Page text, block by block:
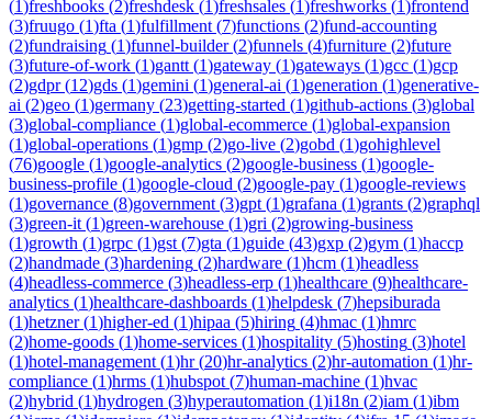
(1)freshbooks (2)freshdesk (1)freshsales (1)freshworks (1)frontend
(3)fruugo (1)fta (1)fulfillment (7)functions (2)fund-accounting
(2)fundraising (1)funnel-builder(2)funnels (4)furniture (2)future
(3)future-of-work (1)gantt (1)gateway (1)gateways (1)gcc (1)gcp
(2)gdpr(12)gds (1)gemini (1)general-ai (1)generation (1)generative-
ai (2)geo (1)germany (23)getting-started (1)github-actions (3)global
(3)global-compliance (1)global-ecommerce (1)global-expansion
(1)global-operations (1)gmp (2)go-live (2)gobd (1)gohighlevel
(76)google (1)google-analytics (2)google-business (1)google-
business-profile (1)google-cloud (2)google-pay (1)google-reviews
(1)governance (8)government (3)gpt (1)grafana (1)grants (2)graphql
(3)green-it (1)green-warehouse (1)gri (2)growing-business
(1)growth (1)grpc (1)gst (7)gta (1)guide (43)gxp (2)gym (1)haccp
(2)handmade (3)hardening (2)hardware (1)hcm (1)headless
(4)headless-commerce (3)headless-erp (1)healthcare (9)healthcare-
analytics (1)healthcare-dashboards (1)helpdesk (7)hepsiburada
(1)hetzner(1)higher-ed (1)hipaa (5)hiring (4)hmac (1)hmrc
(2)home-goods (1)home-services (1)hospitality (5)hosting (3)hotel
(1)hotel-management (1)hr(20)hr-analytics (2)hr-automation (1)hr-
compliance (1)hrms (1)hubspot (7)human-machine (1)hvac
(2)hybrid (1)hydrogen (3)hyperautomation (1)i18n (2)iam (1)ibm